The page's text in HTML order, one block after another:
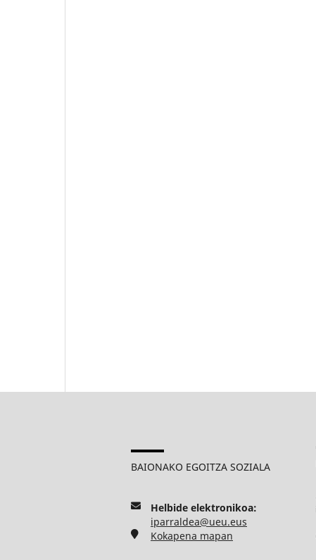
BAIONAKO EGOITZA SOZIALA
Helbide elektronikoa:
iparraldea@ueu.eus
Kokapena mapan